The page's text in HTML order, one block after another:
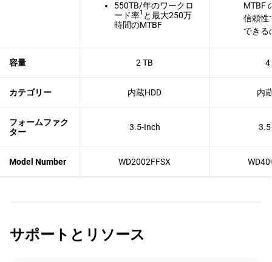
550TB/年のワークロ
ード率1 と最大250万
時間のMTBF
MTBF
信頼性
できる
容量 2 TB 4
カテゴリー 内蔵HDD 内
フォームファク
ター
3.5-Inch
Model Number WD2002FFSX
サポートとリソース